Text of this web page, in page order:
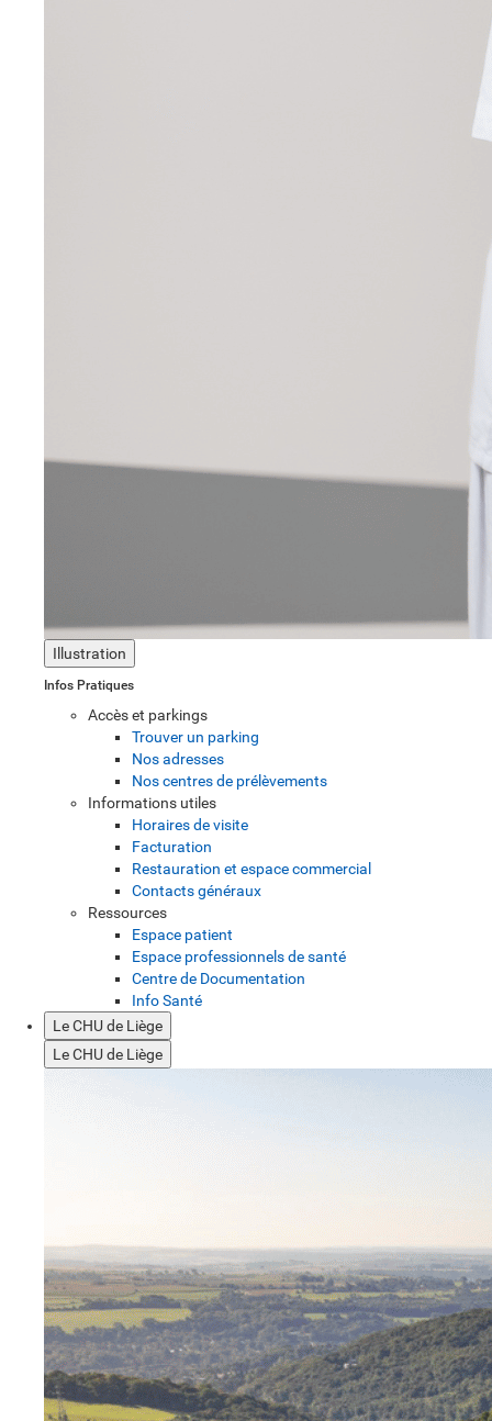
Illustration
Infos Pratiques
Accès et parkings
Trouver un parking
Nos adresses
Nos centres de prélèvements
Informations utiles
Horaires de visite
Facturation
Restauration et espace commercial
Contacts généraux
Ressources
Espace patient
Espace professionnels de santé
Centre de Documentation
Info Santé
Le CHU de Liège
Le CHU de Liège